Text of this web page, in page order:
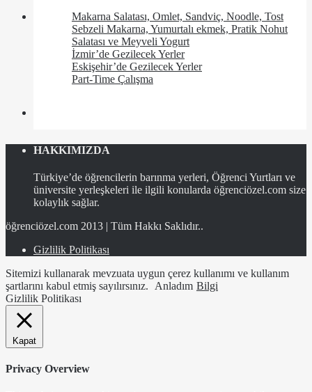
Makarna Salatası, Omlet, Sandviç, Noodle, Tost
Sebzeli Makarna, Yumurtalı ekmek, Pratik Nohut
Salatası ve Meyveli Yogurt
İzmir’de Gezilecek Yerler
Eskişehir’de Gezilecek Yerler
Part-Time Çalışma
HAKKIMIZDA
Türkiye’de öğrencilerin barınma yerleri, Öğrenci Yurtları ve
üniversite yerleşkeleri ile ilgili konularda öğrenciözel.com size
kolaylık sağlar.
öğrenciözel.com 2013 | Tüm Hakkı Saklıdır..
Gizlilik Politikası
Sitemizi kullanarak mevzuata uygun çerez kullanımı ve kullanım
şartlarını kabul etmiş sayılırsınız.
Anladım Bilgi
Gizlilik Politikası
Kapat
Privacy Overview